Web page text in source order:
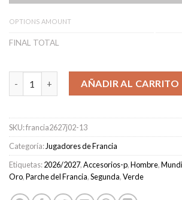
OPTIONS AMOUNT
FINAL TOTAL
Camiseta Francia Segunda Equipación
AÑADIR AL CARRITO
SKU:francia2627j02-13
Categoría:Jugadores de Francia
Etiquetas:2026/2027,Accesorios-p,Hombre,
Oro,Parche del Francia,Segunda,Verde